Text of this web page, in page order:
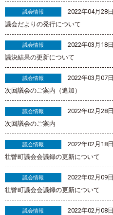
議会情報
2022年04月28日
議会だよりの発行について
議会情報
2022年03月18日
議決結果の更新について
議会情報
2022年03月07日
次回議会のご案内（追加）
議会情報
2022年02月28日
次回議会のご案内
議会情報
2022年02月18日
壮瞥町議会会議録の更新について
議会情報
2022年02月09日
壮瞥町議会会議録の更新について
議会情報
2022年02月08日